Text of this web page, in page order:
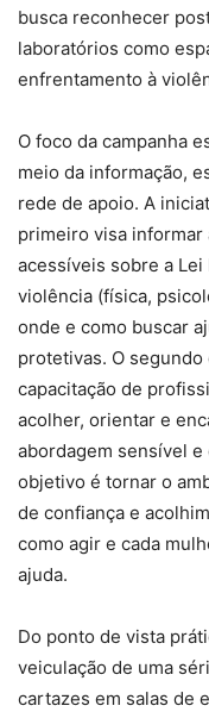
busca reconhecer
laboratórios como
enfrentamento à
O foco da campanha
meio da informação,
rede de apoio. A
primeiro visa informar
acessíveis sobre a Lei
violência (física,
onde e como buscar
protetivas. O
capacitação de
acolher, orientar e
abordagem sensível
objetivo é tornar o
de confiança e
como agir e cada
ajuda.
Do ponto de vista
veiculação de uma
cartazes em salas de